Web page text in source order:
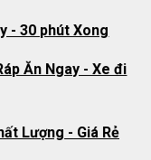
- 30 phút Xong
Ăn Ngay - Xe đi
Lượng - Giá Rẻ